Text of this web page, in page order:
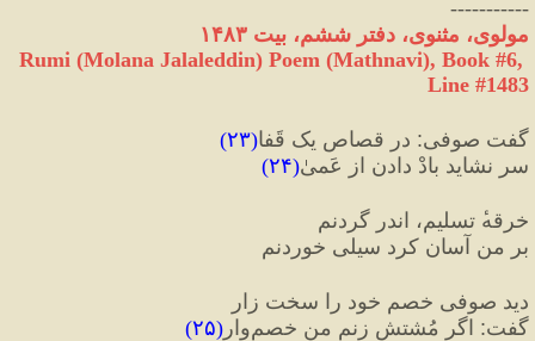
-----------
مولوی، مثنوی، دفتر ششم، بیت ۱۴۸۳
Rumi (Molana Jalaleddin) Poem (Mathnavi), Book #6,
Line #1483
گفت صوفی: در قصاصِ یک قَفا(۲۳)
سر نشاید بادْ دادن از عَمیٰ(۲۴)
خرقه‌ٔ تسلیم، اندر گردنم
بر من آسان کرد سیلی خوردنم
دید صوفی خصمِ خود را سخت زار
گفت: اگر مُشتش زنم من خصم‌وار (۲۵)